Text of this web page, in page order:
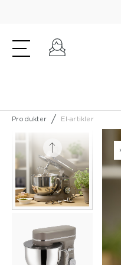
Produkter El-artikler